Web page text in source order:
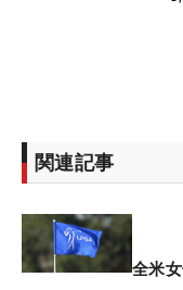
関連記事
全米